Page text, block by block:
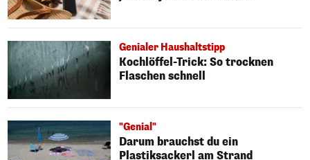
Genialer Haushaltstipp
Kochlöffel-Trick: So trocknen
Flaschen schnell
"Genial"
Darum brauchst du ein
Plastiksackerl am Strand